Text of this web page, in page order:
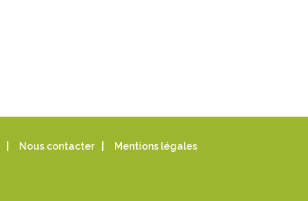
Nous contacter Mentions légales